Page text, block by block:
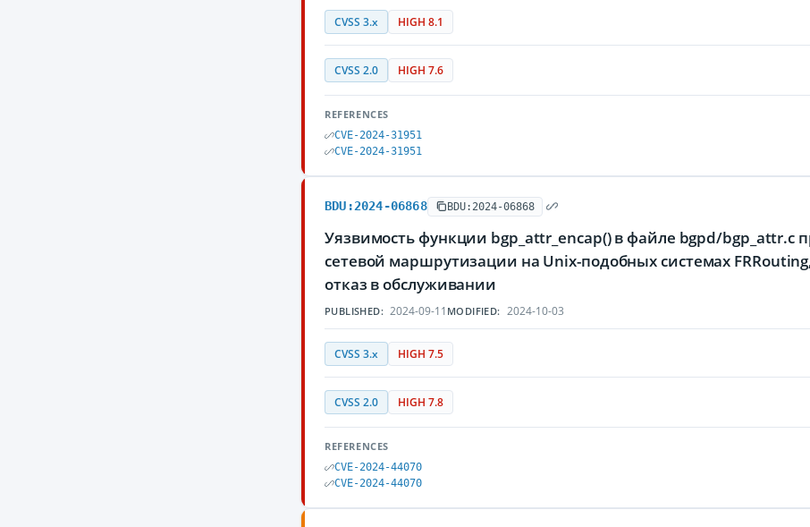
CVSS 3.x HIGH 8.1
CVSS 2.0 HIGH 7.6
REFERENCES
CVE-2024-31951
CVE-2024-31951
BDU:2024-06868 BDU:2024-06868
Уязвимость функции bgp_attr_encap() в файле bgpd/bgp_attr.c
сетевой маршрутизации на Unix-подобных системах
отказ в обслуживании
PUBLISHED: 2024-09-11 MODIFIED: 2024-10-03
CVSS 3.x HIGH 7.5
CVSS 2.0 HIGH 7.8
REFERENCES
CVE-2024-44070
CVE-2024-44070